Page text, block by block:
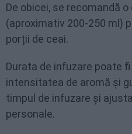
De obicei, se recomandă
(aproximativ 200-250 ml)
porții de ceai.
Durata de infuzare poate
intensitatea de aromă și
timpul de infuzare și
personale.